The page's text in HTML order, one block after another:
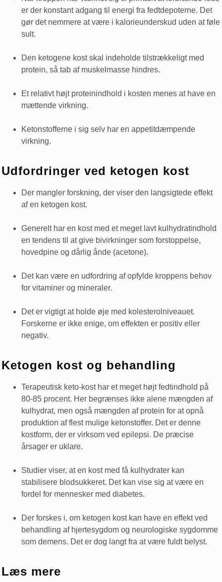
er der konstant adgang til energi fra fedtdepoterne. Det
gør det nemmere at være i kalorieunderskud uden at føle
sult.
Den ketogene kost skal indeholde tilstrækkeligt med
protein, så tab af muskelmasse hindres.
Et relativt højt proteinindhold i kosten menes at have en
mættende virkning.
Ketonstofferne i sig selv har en appetitdæmpende
virkning.
Udfordringer ved ketogen kost
Der mangler forskning, der viser den langsigtede effekt
af en ketogen kost.
Generelt har en kost med et meget lavt kulhydratindhold
en tendens til at give bivirkninger som forstoppelse,
hovedpine og dårlig ånde (acetone).
Det kan være en udfordring af opfylde kroppens behov
for vitaminer og mineraler.
Det er vigtigt at holde øje med kolesterolniveauet.
Forskerne er ikke enige, om effekten er positiv eller
negativ.
Ketogen kost og behandling
Terapeutisk keto-kost har et meget højt fedtindhold på
80-85 procent. Her begrænses ikke alene mængden af
kulhydrat, men også mængden af protein for at opnå
produktion af flest mulige ketonstoffer. Det er denne
kostform, der er virksom ved epilepsi. De præcise
årsager er uklare.
Studier viser, at en kost med få kulhydrater kan
stabilisere blodsukkeret. Det kan vise sig at være en
fordel for mennesker med diabetes.
Der forskes i, om ketogen kost kan have en effekt ved
behandling af hjertesygdom og neurologiske sygdomme
som demens. Det er dog langt fra at være fuldt belyst.
Læs mere